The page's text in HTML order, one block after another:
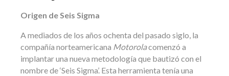
Origen de Seis Sigma
A mediados de los años ochenta del pasado siglo, la
compañía norteamericana Motorolacomenzó a
implantar una nueva metodología que bautizó con el
nombre de ‘Seis Sigma’. Esta herramienta tenía una